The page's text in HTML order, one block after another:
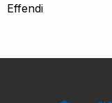
Effendi